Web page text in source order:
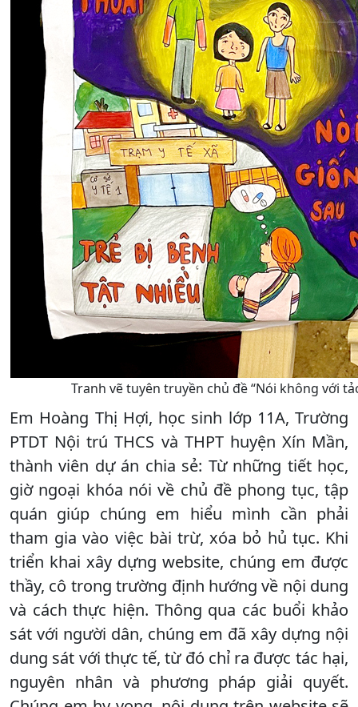
Tranh vẽ tuyên truyền chủ đề “Nói không với
Em Hoàng Thị Hợi, học sinh lớp 11A, Trường
PTDT Nội trú THCS và THPT huyện Xín Mần,
thành viên dự án chia sẻ: Từ những tiết học,
giờ ngoại khóa nói về chủ đề phong tục, tập
quán giúp chúng em hiểu mình cần phải
tham gia vào việc bài trừ, xóa bỏ hủ tục. Khi
triển khai xây dựng website, chúng em được
thầy, cô trong trường định hướng về nội dung
và cách thực hiện. Thông qua các buổi khảo
sát với người dân, chúng em đã xây dựng nội
dung sát với thực tế, từ đó chỉ ra được tác hại,
nguyên nhân và phương pháp giải quyết.